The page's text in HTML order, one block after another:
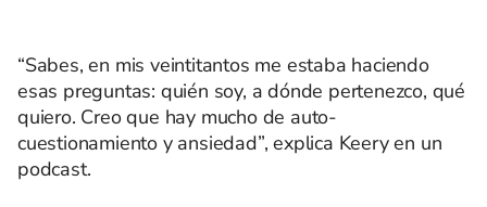
“Sabes, en mis veintitantos me estaba haciendo
esas preguntas: quién soy, a dónde pertenezco, qué
quiero. Creo que hay mucho de auto-
cuestionamiento y ansiedad”, explica Keery en un
podcast.